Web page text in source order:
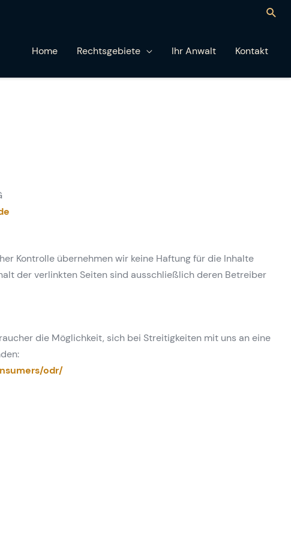
Home Rechtsgebiete Ihr Anwalt Kontakt
Kontrolle übernehmen wir keine Haftung für die Inhalte
der verlinkten Seiten sind ausschließlich deren Betreiber
die Möglichkeit, sich bei Streitigkeiten mit uns an eine
odr/